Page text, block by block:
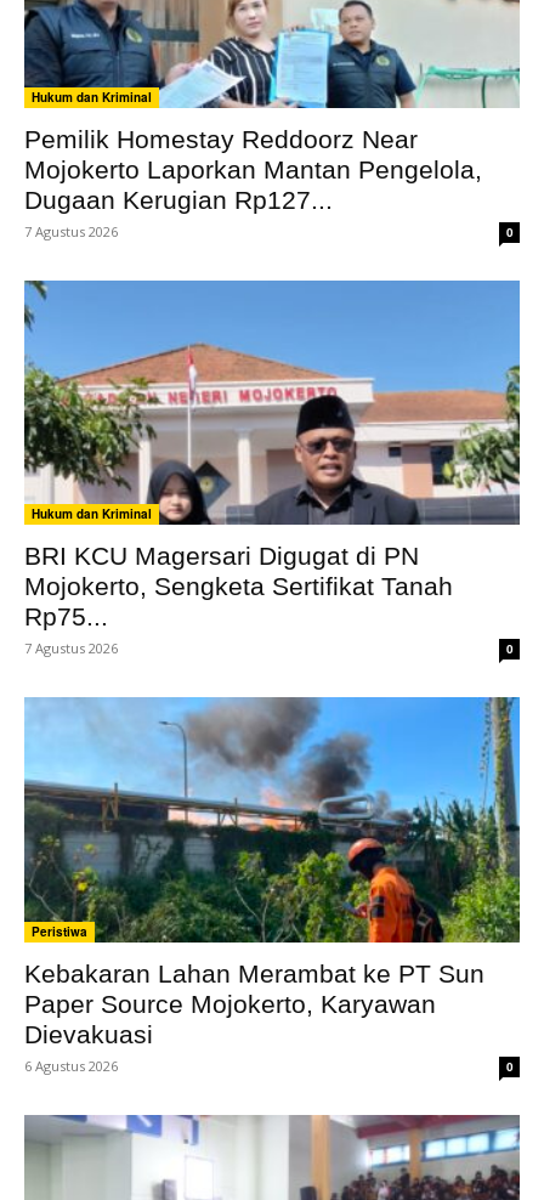
Hukum dan Kriminal
Pemilik Homestay Reddoorz Near
Mojokerto Laporkan Mantan Pengelola,
Dugaan Kerugian Rp127...
7 Agustus 2026 0
Hukum dan Kriminal
BRI KCU Magersari Digugat di PN
Mojokerto, Sengketa Sertifikat Tanah
Rp75...
7 Agustus 2026 0
Peristiwa
Kebakaran Lahan Merambat ke PT Sun
Paper Source Mojokerto, Karyawan
Dievakuasi
6 Agustus 2026 0